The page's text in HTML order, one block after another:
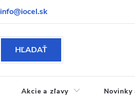
info@iocel.sk
Obľúbené Bezpečnostné informácie
HĽADAŤ
Akcie a zľavy Novinky